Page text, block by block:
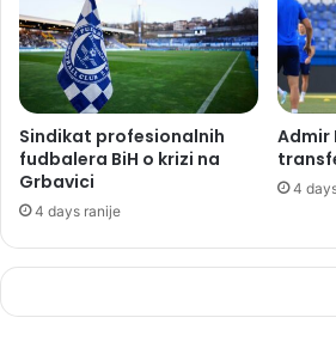
Sindikat profesionalnih
fudbalera BiH o krizi na
Grbavici
4 days ranije
Admir
4